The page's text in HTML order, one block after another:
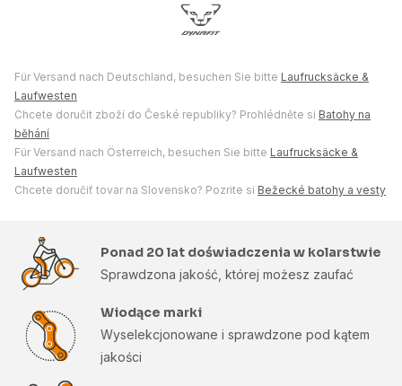
Für Versand nach Deutschland, besuchen Sie bitte Laufrucksäcke &
Laufwesten
Chcete doručit zboží do České republiky? Prohlédněte si Batohy na
běhání
Für Versand nach Österreich, besuchen Sie bitte Laufrucksäcke &
Laufwesten
Chcete doručiť tovar na Slovensko? Pozrite si Bežecké batohy a vesty
Ponad 20 lat doświadczenia w kolarstwie
Sprawdzona jakość, której możesz zaufać
Wiodące marki
Wyselekcjonowane i sprawdzone pod kątem
jakości